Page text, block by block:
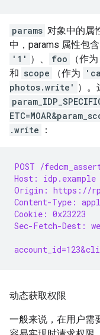
params 对象中的属
中，params 属性包含
'1' ）、 foo （作为
和 scope （作为
photos.write' ）。
.write
：
POST /
Host: idp.example
Origin: https://
Content-Type:
Cookie: 0x23223
Sec-Fetch-Dest:
动态获取权限
一般来说，在用户需